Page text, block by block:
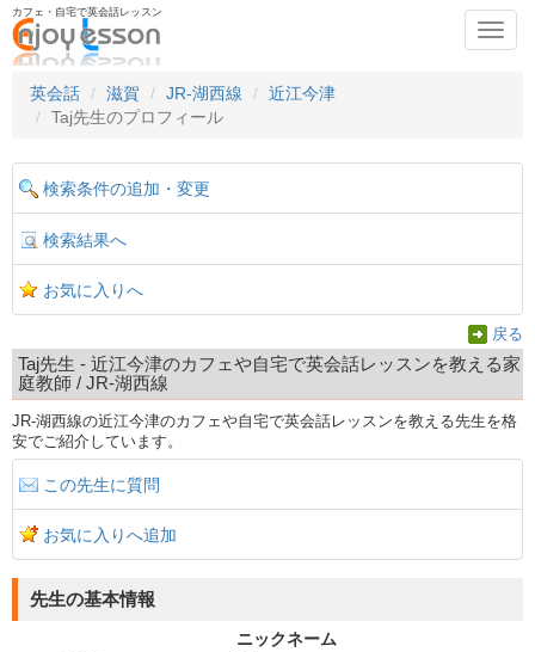
カフェ・自宅で英会話レッスン
英会話
滋賀 JR-湖西線
近江今津
Taj先生のプロフィール
検索条件の追加・変更
検索結果へ
お気に入りへ
戻る
Taj先生 - 近江今津のカフェや自宅で英会話レッスンを教える家
庭教師 / JR-湖西線
JR-湖西線の近江今津のカフェや自宅で英会話レッスンを教える先生を格
安でご紹介しています。
この先生に質問
お気に入りへ追加
先生の基本情報
ニックネーム